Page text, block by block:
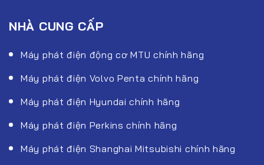
NHÀ CUNG CẤP
Máy phát điện động cơ MTU chính hãng
Máy phát điện Volvo Penta chính hãng
Máy phát điện Hyundai chính hãng
Máy phát điện Perkins chính hãng
Máy phát điện Shanghai Mitsubishi chính hãng